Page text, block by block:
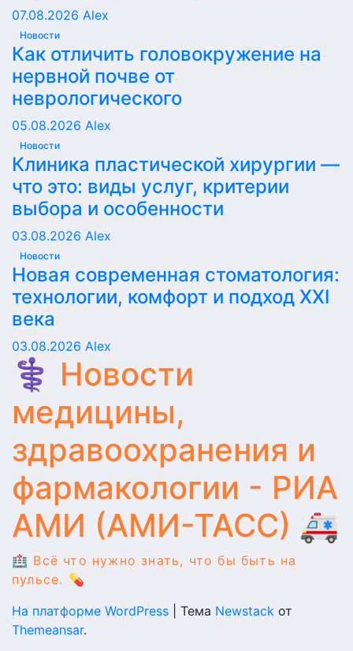
07.08.2026 Alex
Новости
Как отличить головокружение на
нервной почве от
неврологического
05.08.2026 Alex
Новости
Клиника пластической хирургии —
что это: виды услуг, критерии
выбора и особенности
03.08.2026 Alex
Новости
Новая современная стоматология:
технологии, комфорт и подход XXI
века
03.08.2026 Alex
⚕️ Новости
медицины,
здравоохранения и
фармакологии - РИА
АМИ (АМИ-ТАСС) 🚑
🏥 Всё что нужно знать, что бы быть на
пульсе. 💊
На платформе WordPress
Тема Newstack от
Themeansar.